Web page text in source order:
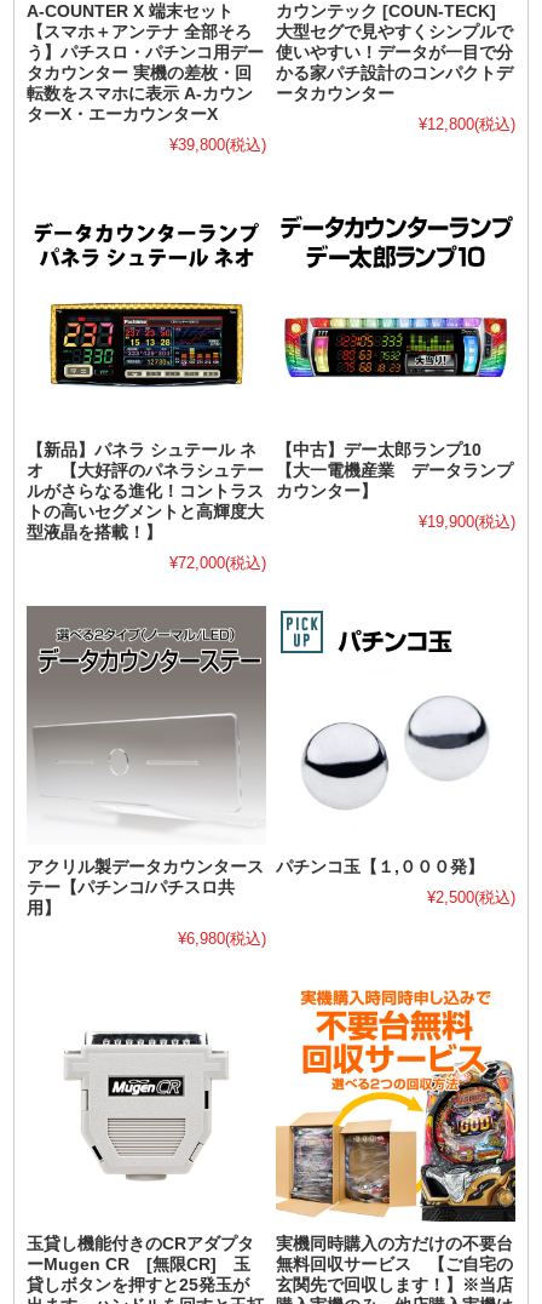
A-COUNTER X 端末セット
【スマホ＋アンテナ 全部そろ
う】パチスロ・パチンコ用デー
タカウンター 実機の差枚・回
転数をスマホに表示 A-カウン
ターX・エーカウンターX
¥39,800(税込)
カウンテック [COUN-TECK]
大型セグで見やすくシンプルで
使いやすい！データが一目で分
かる家パチ設計のコンパクトデ
ータカウンター
¥12,800(税込)
【新品】パネラ シュテール ネ
オ 【大好評のパネラシュテー
ルがさらなる進化！コントラス
トの高いセグメントと高輝度大
型液晶を搭載！】
¥72,000(税込)
【中古】デー太郎ランプ10
【大一電機産業 データランプ
カウンター】
¥19,900(税込)
アクリル製データカウンタース
テー【パチンコ/パチスロ共
用】
¥6,980(税込)
パチンコ玉【１,０００発】
¥2,500(税込)
玉貸し機能付きのCRアダプタ
ーMugen CR [無限CR] 玉
貸しボタンを押すと25発玉が
実機同時購入の方だけの不要台
無料回収サービス 【ご自宅の
玄関先で回収します！】※当店